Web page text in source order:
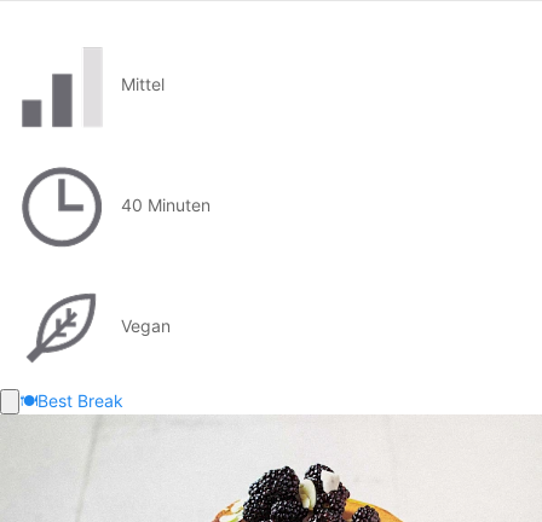
Mittel
40 Minuten
Vegan
🍽️Best Break